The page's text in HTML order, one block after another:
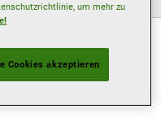
um mehr zu
Cookies akzeptieren